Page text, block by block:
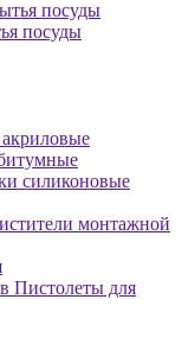
посуды
силиконовые
монтажной
Пистолеты для